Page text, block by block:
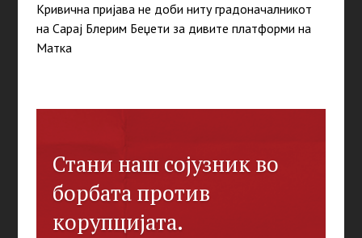
Кривична пријава не доби ниту градоначалникот
на Сарај Блерим Беџети за дивите платформи на
Матка
Стани наш сојузник во
борбата против
корупцијата.